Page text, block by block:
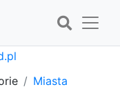
Miasta